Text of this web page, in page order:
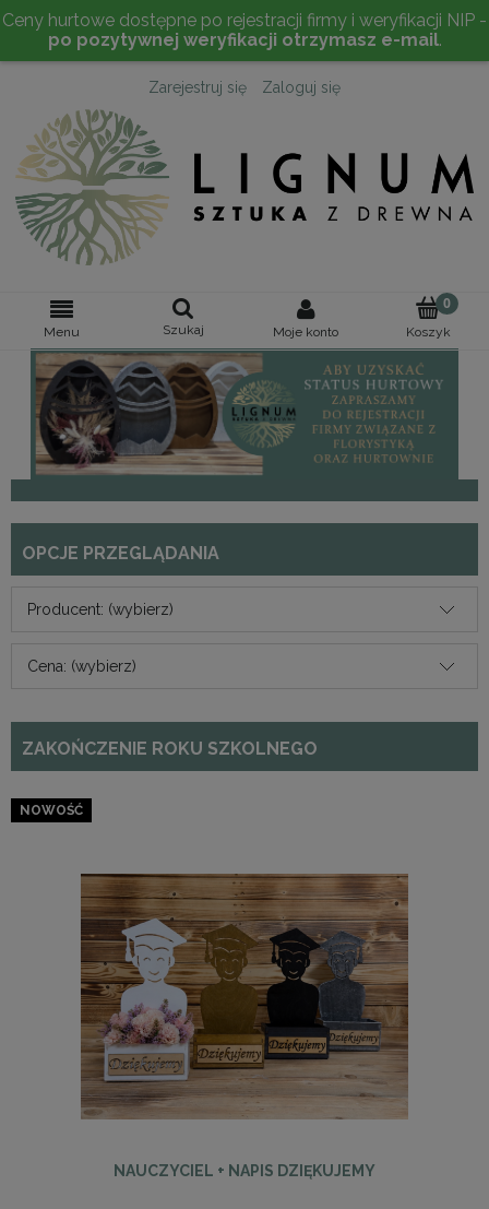
Ceny hurtowe dostępne po rejestracji firmy i weryfikacji NIP -
po pozytywnej weryfikacji otrzymasz e-mail.
Zarejestruj się Zaloguj się
Menu Szukaj Moje konto Koszyk
OPCJE PRZEGLĄDANIA
Producent: (wybierz)
Cena: (wybierz)
ZAKOŃCZENIE ROKU SZKOLNEGO
NAUCZYCIEL + NAPIS DZIĘKUJEMY
NOWOŚĆ